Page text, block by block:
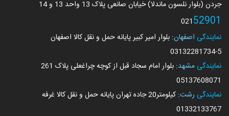
جردن (بلوار نلسون ماندلا) خیابان صانعی پلاک 13 واحد 13 و 14
02152901
نمایندگی اصفهان: بلوار امیر کبیر پایانه حمل و نقل کالا اصفهان
03132281734-5
نمایندگی مشهد: بلوار امام سجاد قبل از کوچه چراغعلی پلاک 261
05137608071
نمایندگی رشت: کیلومتر20 جاده تهران پایانه حمل و نقل کالا غرفه
01332133767